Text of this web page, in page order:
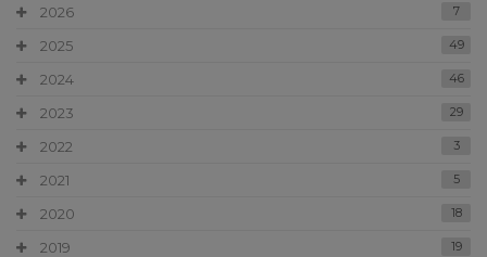
2026
7
2025 49
2024 46
2023 29
2022 3
2021 5
2020 18
2019 19